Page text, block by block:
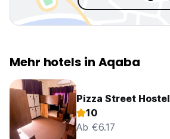
Mehr hotels in Aqaba
Pizza Street Hostel
10
Ab €6.17